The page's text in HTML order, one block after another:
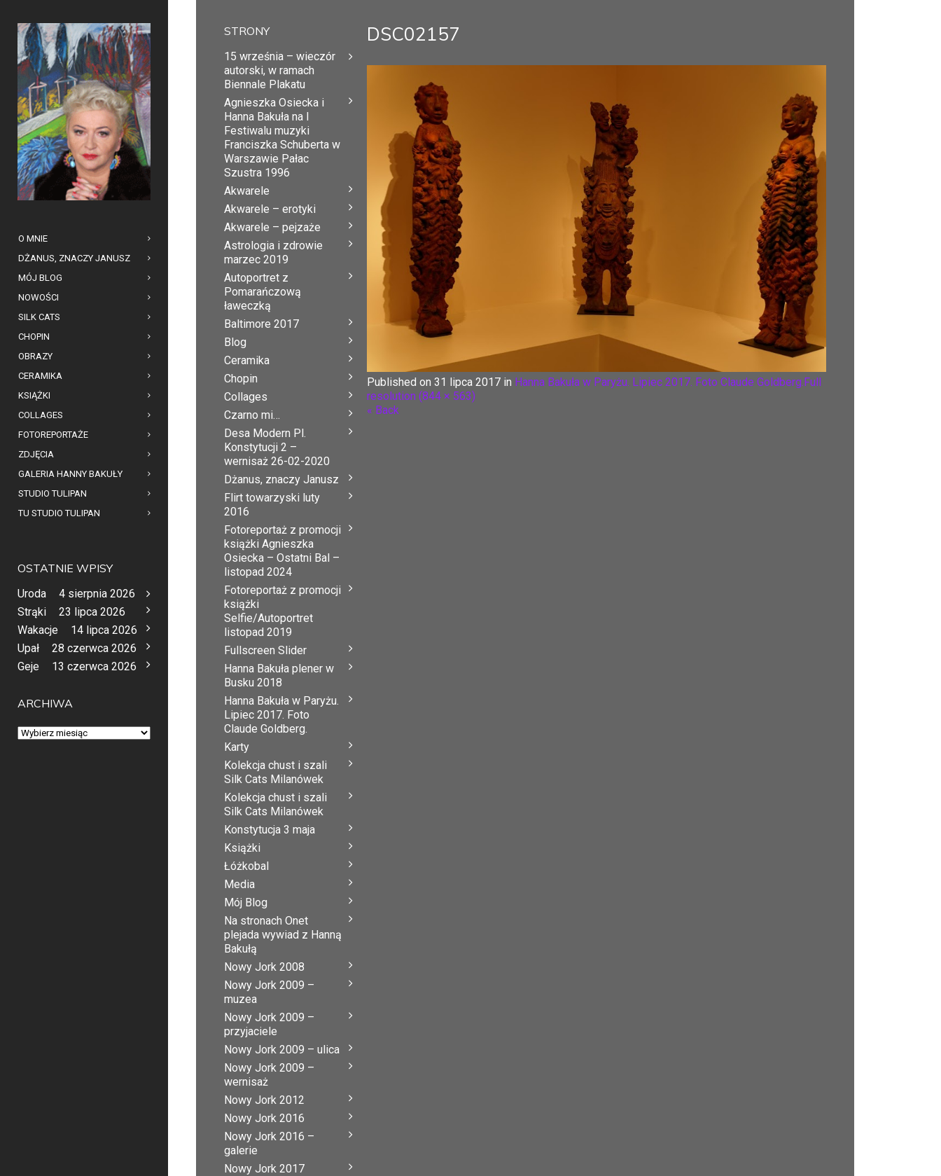
O MNIE
DŻANUS, ZNACZY JANUSZ
MÓJ BLOG
NOWOŚCI
SILK CATS
CHOPIN
OBRAZY
CERAMIKA
KSIĄŻKI
COLLAGES
FOTOREPORTAŻE
ZDJĘCIA
GALERIA HANNY BAKUŁY
STUDIO TULIPAN
TU STUDIO TULIPAN
OSTATNIE WPISY
Uroda
4 sierpnia 2026
Strąki
23 lipca 2026
Wakacje
14 lipca 2026
Upał
28 czerwca 2026
Geje
13 czerwca 2026
ARCHIWA
Archiwa
DSC02157
Published on 31 lipca 2017 in Hanna Bakuła w Paryżu. Lipiec 2017. Foto Claude Goldberg. Full
resolution (844 × 563)
« Back
STRONY
15 września – wieczór
autorski, w ramach
Biennale Plakatu
Agnieszka Osiecka i
Hanna Bakuła na I
Festiwalu muzyki
Franciszka Schuberta w
Warszawie Pałac
Szustra 1996
Akwarele
Akwarele – erotyki
Akwarele – pejzaże
Astrologia i zdrowie
marzec 2019
Autoportret z
Pomarańczową
ławeczką
Baltimore 2017
Blog
Ceramika
Chopin
Collages
Czarno mi…
Desa Modern Pl.
Konstytucji 2 –
wernisaż 26-02-2020
Dżanus, znaczy Janusz
Flirt towarzyski luty
2016
Fotoreportaż z promocji
książki Agnieszka
Osiecka – Ostatni Bal –
listopad 2024
Fotoreportaż z promocji
książki
Selfie/Autoportret
listopad 2019
Fullscreen Slider
Hanna Bakuła plener w
Busku 2018
Hanna Bakuła w Paryżu.
Lipiec 2017. Foto
Claude Goldberg.
Karty
Kolekcja chust i szali
Silk Cats Milanówek
Kolekcja chust i szali
Silk Cats Milanówek
Konstytucja 3 maja
Książki
Łóżkobal
Media
Mój Blog
Na stronach Onet
plejada wywiad z Hanną
Bakułą
Nowy Jork 2008
Nowy Jork 2009 –
muzea
Nowy Jork 2009 –
przyjaciele
Nowy Jork 2009 – ulica
Nowy Jork 2009 –
wernisaż
Nowy Jork 2012
Nowy Jork 2016
Nowy Jork 2016 –
galerie
Nowy Jork 2017